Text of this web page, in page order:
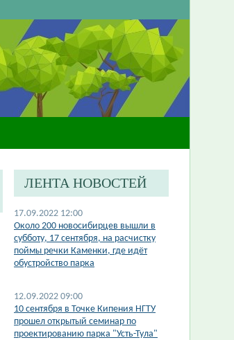
ЛЕНТА НОВОСТЕЙ
17.09.2022 12:00
Около 200 новосибирцев вышли в
субботу, 17 сентября, на расчистку
поймы речки Каменки, где идёт
обустройство парка
12.09.2022 09:00
10 сентября в Точке Кипения НГТУ
прошел открытый семинар по
проектированию парка "Усть-Тула"